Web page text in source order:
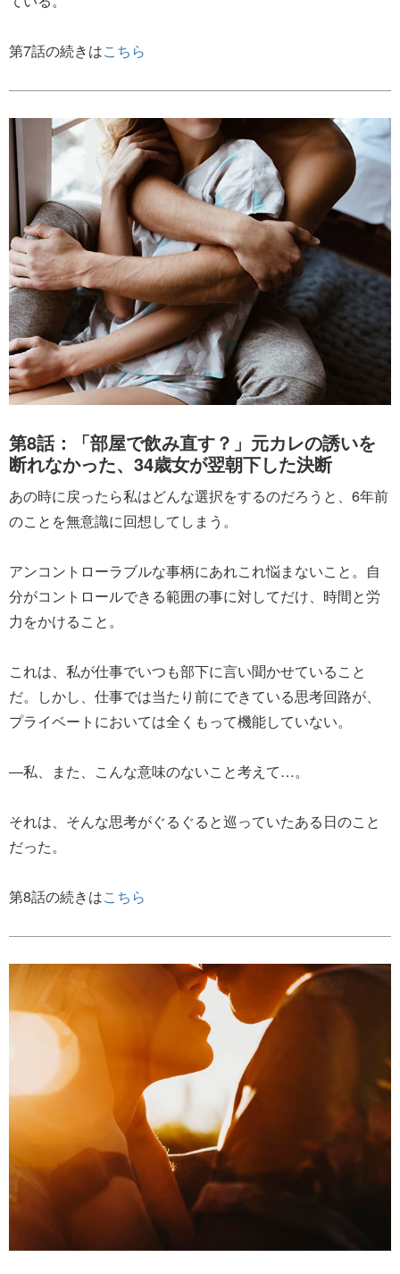
第7話の続きはこちら
第8話：「部屋で飲み直す？」元カレの誘いを
断れなかった、34歳女が翌朝下した決断
あの時に戻ったら私はどんな選択をするのだろうと、6年前
のことを無意識に回想してしまう。
アンコントローラブルな事柄にあれこれ悩まないこと。自
分がコントロールできる範囲の事に対してだけ、時間と労
力をかけること。
これは、私が仕事でいつも部下に言い聞かせていること
だ。しかし、仕事では当たり前にできている思考回路が、
プライベートにおいては全くもって機能していない。
―私、また、こんな意味のないこと考えて…。
それは、そんな思考がぐるぐると巡っていたある日のこと
だった。
第8話の続きはこちら